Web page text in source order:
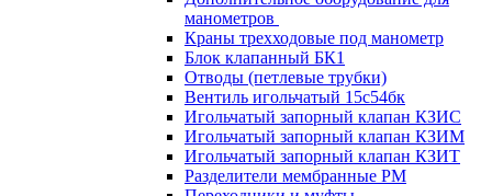
манометров
Краны трехходовые под манометр
Блок клапанный БК1
Отводы (петлевые трубки)
Вентиль игольчатый 15с54бк
Игольчатый запорный клапан КЗИС
Игольчатый запорный клапан КЗИМ
Игольчатый запорный клапан КЗИТ
Разделители мембранные РМ